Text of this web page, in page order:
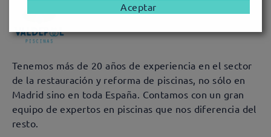
Tenemos más de 20 años de experiencia en el sector
de la restauración y reforma de piscinas, no sólo en
Madrid sino en toda España. Contamos con un gran
equipo de expertos en piscinas que nos diferencia del
resto.
Aceptar